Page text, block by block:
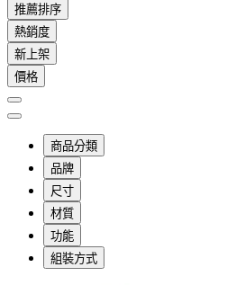
推薦排序
熱銷度
新上架
價格
商品分類
品牌
尺寸
材質
功能
組裝方式